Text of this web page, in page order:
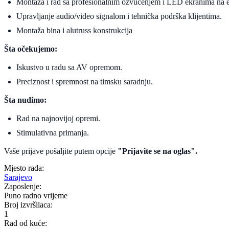
Upravljanje audio/video signalom i tehnička podrška klijentima.
Montaža bina i alutruss konstrukcija
Šta očekujemo:
Iskustvo u radu sa AV opremom.
Preciznost i spremnost na timsku saradnju.
Šta nudimo:
Rad na najnovijoj opremi.
Stimulativna primanja.
Vaše prijave pošaljite putem opcije "Prijavite se na oglas".
Mjesto rada:
Sarajevo
Zaposlenje:
Puno radno vrijeme
Broj izvršilaca:
1
Rad od kuće: